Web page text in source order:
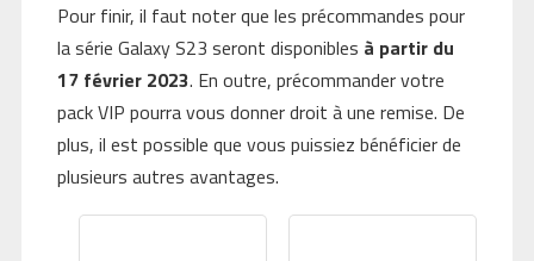
Pour finir, il faut noter que les précommandes pour
la série Galaxy S23 seront disponibles à partir du
17 février 2023. En outre, précommander votre
pack VIP pourra vous donner droit à une remise. De
plus, il est possible que vous puissiez bénéficier de
plusieurs autres avantages.